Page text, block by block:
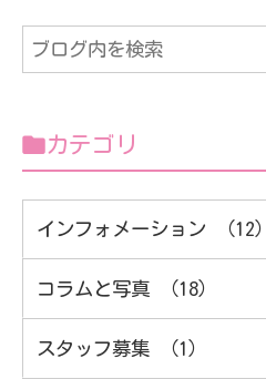
カテゴリ
インフォメーション （12）
コラムと写真 （18）
スタッフ募集 （1）